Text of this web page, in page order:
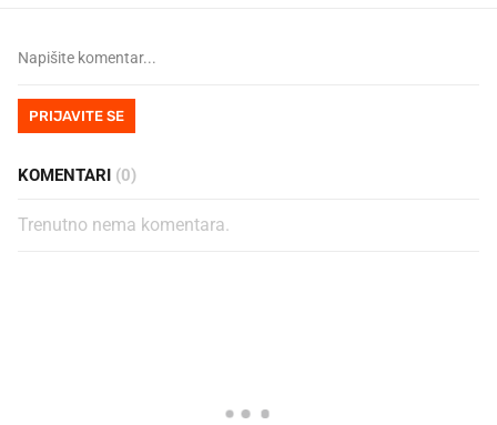
PRIJAVITE SE
KOMENTARI (0)
Trenutno nema komentara.